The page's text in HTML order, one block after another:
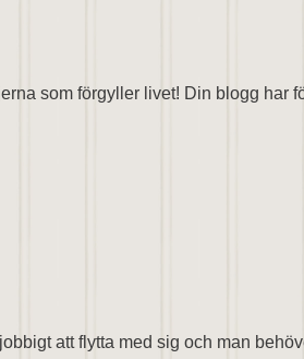
som förgyller livet! Din blogg har
att flytta med sig och man